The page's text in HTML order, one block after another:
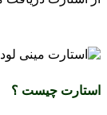
استارت چیست ؟